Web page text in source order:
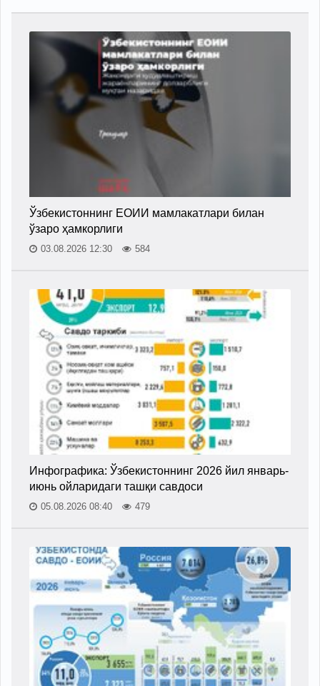
Ўзбекистоннинг ЕОИИ мамлакатлари билан
ўзаро ҳамкорлиги
03.08.2026 12:30 584
Инфографика: Ўзбекистоннинг 2026 йил январь-
июнь ойларидаги ташқи савдоси
05.08.2026 08:40 479